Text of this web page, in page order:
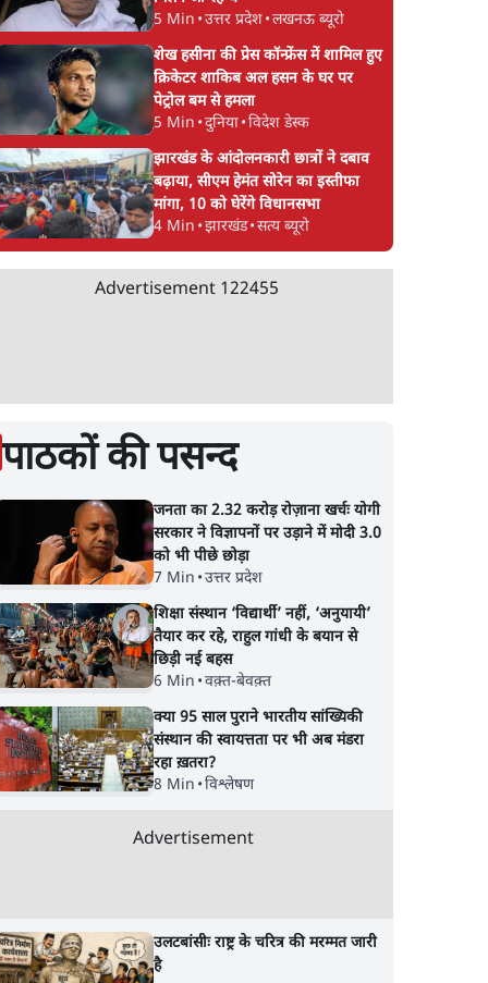
5 Min •उत्तर प्रदेश•लखनऊ ब्यूरो
शेख हसीना की प्रेस कॉन्फ्रेंस में शामिल हुए
क्रिकेटर शाकिब अल हसन के घर पर
पेट्रोल बम से हमला
5 Min •दुनिया•विदेश डेस्क
झारखंड के आंदोलनकारी छात्रों ने दबाव
बढ़ाया, सीएम हेमंत सोरेन का इस्तीफा
मांगा, 10 को घेरेंगे विधानसभा
4 Min •झारखंड•सत्य ब्यूरो
Advertisement 122455
पाठकों की पसन्द
जनता का 2.32 करोड़ रोज़ाना खर्चः योगी
सरकार ने विज्ञापनों पर उड़ाने में मोदी 3.0
को भी पीछे छोड़ा
7 Min •उत्तर प्रदेश
शिक्षा संस्थान ‘विद्यार्थी’ नहीं, ‘अनुयायी’
तैयार कर रहे, राहुल गांधी के बयान से
छिड़ी नई बहस
6 Min •वक़्त-बेवक़्त
क्या 95 साल पुराने भारतीय सांख्यिकी
संस्थान की स्वायत्तता पर भी अब मंडरा
रहा ख़तरा?
8 Min •विश्लेषण
Advertisement
उलटबांसीः राष्ट्र के चरित्र की मरम्मत जारी
है